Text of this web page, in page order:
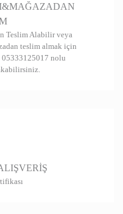
Teslim Alabilir veya
teslim almak için
nolu